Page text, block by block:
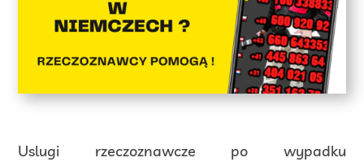
Uslugi rzeczoznawcze po wypadku